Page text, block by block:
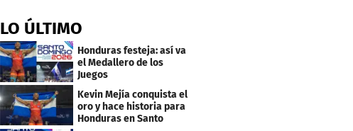
LO ÚLTIMO
Honduras festeja: así va
el Medallero de los
Juegos
Centroamericanos y
Caribe 2026
Kevin Mejía conquista el
oro y hace historia para
Honduras en Santo